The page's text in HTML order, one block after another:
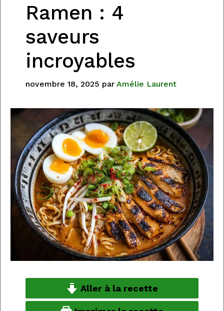
Ramen : 4
saveurs
incroyables
novembre 18, 2025 par Amélie Laurent
Aller à la recette